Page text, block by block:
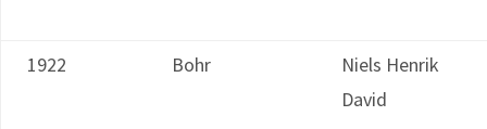
1922 Bohr
Niels Henrik
David